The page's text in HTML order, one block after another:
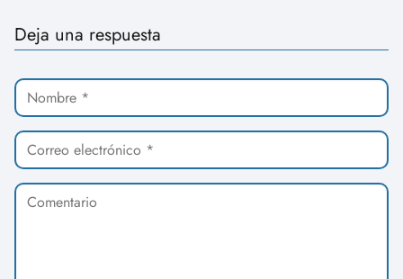
Deja una respuesta